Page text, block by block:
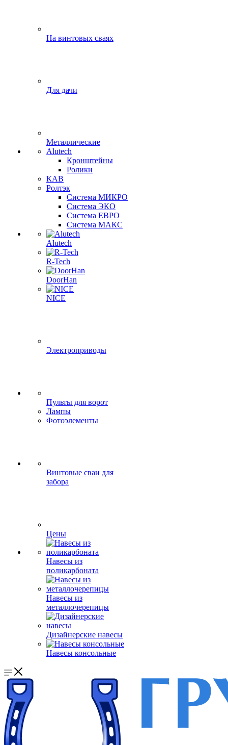
На винтовых сваях
Для дачи
Металлические
Alutech
Кронштейны
Ролики
КАВ
Ролтэк
Система МИКРО
Система ЭКО
Система ЕВРО
Система МАКС
Alutech
R-Tech
DoorHan
NICE
Электроприводы
Пульты для ворот
Лампы
Фотоэлементы
Винтовые сваи для
забора
Цены
Навесы из
поликарбоната
Навесы из
металлочерепицы
Дизайнерские навесы
Навесы консольные